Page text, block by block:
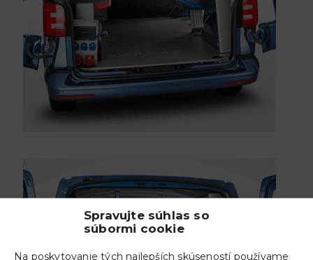
Spravujte súhlas so
súbormi cookie
Na poskytovanie tých najlepších skúseností používame